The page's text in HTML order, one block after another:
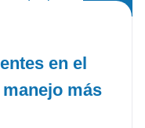
en el
más